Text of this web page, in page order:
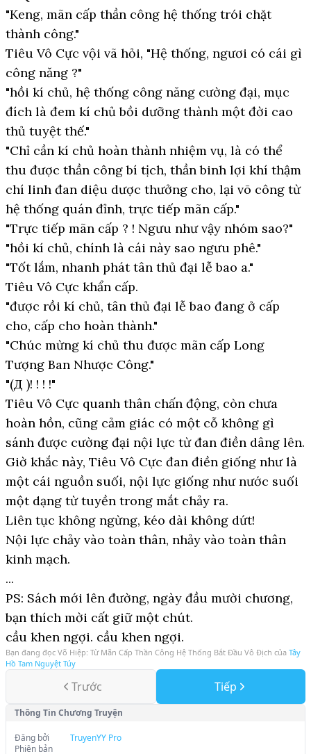
"Keng, mãn cấp thần công hệ thống trói chặt
thành công."
Tiêu Vô Cực vội vã hỏi, "Hệ thống, ngươi có cái gì
công năng ?"
"hồi kí chủ, hệ thống công năng cường đại, mục
đích là đem kí chủ bồi dưỡng thành một đời cao
thủ tuyệt thế."
"Chỉ cần kí chủ hoàn thành nhiệm vụ, là có thể
thu được thần công bí tịch, thần binh lợi khí thậm
chí linh đan diệu dược thưởng cho, lại võ công từ
hệ thống quán đỉnh, trực tiếp mãn cấp."
"Trực tiếp mãn cấp ? ! Ngưu như vậy nhóm sao?"
"hồi kí chủ, chính là cái này sao ngưu phê."
"Tốt lắm, nhanh phát tân thủ đại lễ bao a."
Tiêu Vô Cực khẩn cấp.
"được rồi kí chủ, tân thủ đại lễ bao đang ở cấp
cho, cấp cho hoàn thành."
"Chúc mừng kí chủ thu được mãn cấp Long
Tượng Ban Nhược Công."
"(Д )! ! ! !"
Tiêu Vô Cực quanh thân chấn động, còn chưa
hoàn hồn, cũng cảm giác có một cỗ không gì
sánh được cường đại nội lực từ đan điền dâng lên.
Giờ khắc này, Tiêu Vô Cực đan điền giống như là
một cái nguồn suối, nội lực giống như nước suối
một dạng từ tuyền trong mắt chảy ra.
Liên tục không ngừng, kéo dài không dứt!
Nội lực chảy vào toàn thân, nhảy vào toàn thân
kinh mạch.
...
PS: Sách mới lên đường, ngày đầu mười chương,
bạn thích mời cất giữ một chút.
cầu khen ngợi. cầu khen ngợi.
Bạn đang đọc Võ Hiệp: Từ Mãn Cấp Thần Công Hệ Thống Bắt Đầu Vô Địch của Tây
Hồ Tam Nguyệt Túy
Trước Tiếp
Thông Tin Chương Truyện
Đăng bởi
TruyenYY Pro
Phiên bản